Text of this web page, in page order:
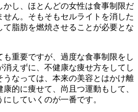
かし、ほとんどの女性は食事制限だ
せん。そもそもセルライトを消した
て脂肪を燃焼させることが必要とな
重要ですが、過度な食事制限をし
えずに、不健康な痩せ方をしてし
うなっては、本来の美容とはかけ離
的に痩せて、尚且つ運動もして、
していくのが一番です。